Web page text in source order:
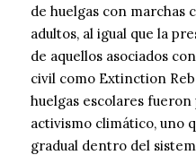
de huelgas con marchas
adultos, al igual que la
de aquellos asociados
civil como Extinction
huelgas escolares
activismo climático, uno
gradual dentro del